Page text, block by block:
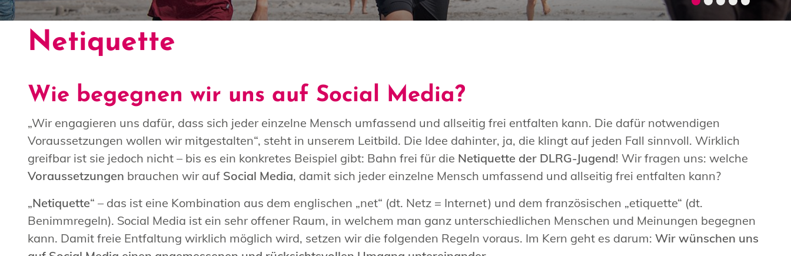
Netiquette
Wie begegnen wir uns auf Social Media?
„Wir engagieren uns dafür, dass sich jeder einzelne Mensch umfassend und allseitig frei entfalten kann. Die dafür notwendigen
Voraussetzungen wollen wir mitgestalten“, steht in unserem Leitbild. Die Idee dahinter, ja, die klingt auf jeden Fall sinnvoll. Wirklich
greifbar ist sie jedoch nicht – bis es ein konkretes Beispiel gibt: Bahn frei für die Netiquette der DLRG-Jugend! Wir fragen uns: welche
Voraussetzungen brauchen wir auf Social Media, damit sich jeder einzelne Mensch umfassend und allseitig frei entfalten kann?
„Netiquette“ – das ist eine Kombination aus dem englischen „net“ (dt. Netz = Internet) und dem französischen „etiquette“ (dt.
Benimmregeln). Social Media ist ein sehr offener Raum, in welchem man ganz unterschiedlichen Menschen und Meinungen begegnen
kann. Damit freie Entfaltung wirklich möglich wird, setzen wir die folgenden Regeln voraus. Im Kern geht es darum: Wir wünschen uns